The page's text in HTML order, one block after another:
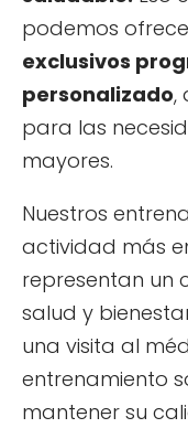
podemos
exclusivos
personalizado,
para las
mayores.
Nuestros
actividad más
representan un
salud y
una visita al
entrenamiento
mantener su